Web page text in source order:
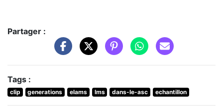
Partager :
Tags :
clip generations elams lms dans-le-asc echantillon